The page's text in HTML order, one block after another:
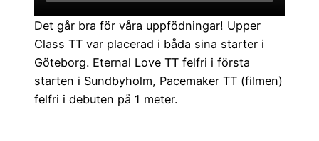
Det går bra för våra uppfödningar! Upper
Class TT var placerad i båda sina starter i
Göteborg. Eternal Love TT felfri i första
starten i Sundbyholm, Pacemaker TT (filmen)
felfri i debuten på 1 meter.